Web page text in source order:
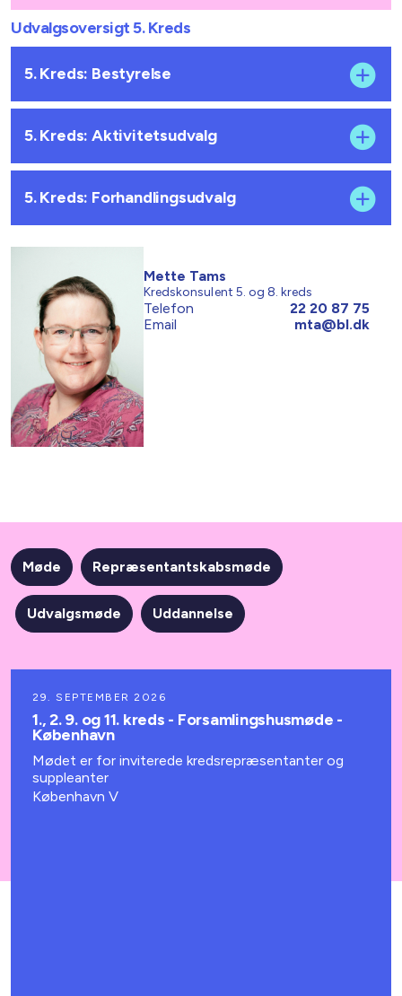
Udvalgsoversigt 5. Kreds
5. Kreds: Bestyrelse
5. Kreds: Aktivitetsudvalg
5. Kreds: Forhandlingsudvalg
Mette Tams
Kredskonsulent 5. og 8. kreds
Telefon
22 20 87 75
Email
mta@bl.dk
Møde Repræsentantskabsmøde
Udvalgsmøde Uddannelse
29. SEPTEMBER 2026
1., 2. 9. og 11. kreds - Forsamlingshusmøde -
København
Mødet er for inviterede kredsrepræsentanter og
suppleanter
København V